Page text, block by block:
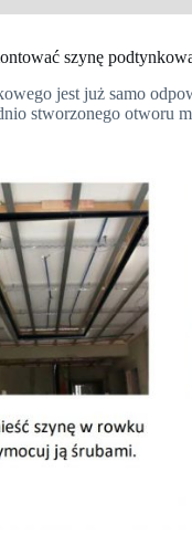
szynę
jest już samo
stworzonego otworu